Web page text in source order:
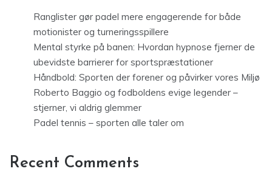
Ranglister gør padel mere engagerende for både
motionister og turneringsspillere
Mental styrke på banen: Hvordan hypnose fjerner de
ubevidste barrierer for sportspræstationer
Håndbold: Sporten der forener og påvirker vores Miljø
Roberto Baggio og fodboldens evige legender –
stjerner, vi aldrig glemmer
Padel tennis – sporten alle taler om
Recent Comments